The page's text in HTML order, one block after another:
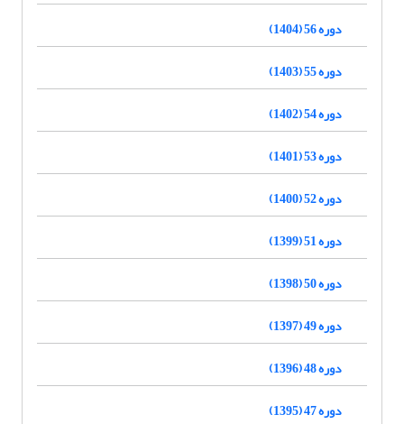
دوره 56 (1404)
دوره 55 (1403)
دوره 54 (1402)
دوره 53 (1401)
دوره 52 (1400)
دوره 51 (1399)
دوره 50 (1398)
دوره 49 (1397)
دوره 48 (1396)
دوره 47 (1395)